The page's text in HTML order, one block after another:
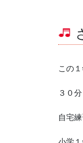
この
３０
自宅